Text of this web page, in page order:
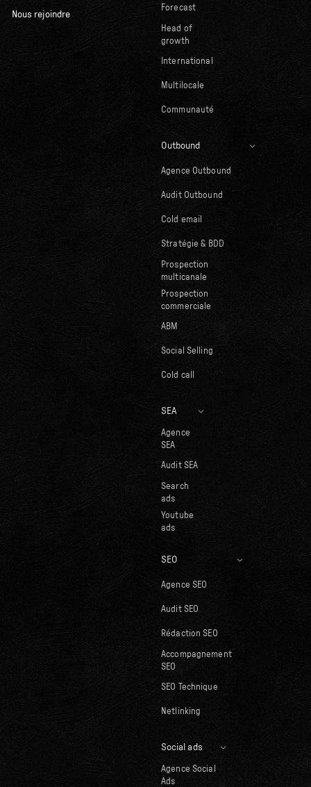
Nous rejoindre
Forecast
Head of
growth
International
Multilocale
Communauté
Outbound
Agence Outbound
Audit Outbound
Cold email
Stratégie & BDD
Prospection
multicanale
Prospection
commerciale
ABM
Social Selling
Cold call
SEA
Agence
SEA
Audit SEA
Search
ads
Youtube
ads
SEO
Agence SEO
Audit SEO
Rédaction SEO
Accompagnement
SEO
SEO Technique
Netlinking
Social ads
Agence Social
Ads